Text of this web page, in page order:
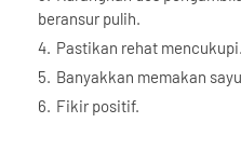
beransur pulih.
Pastikan rehat mencukupi.
Banyakkan memakan
Fikir positif.